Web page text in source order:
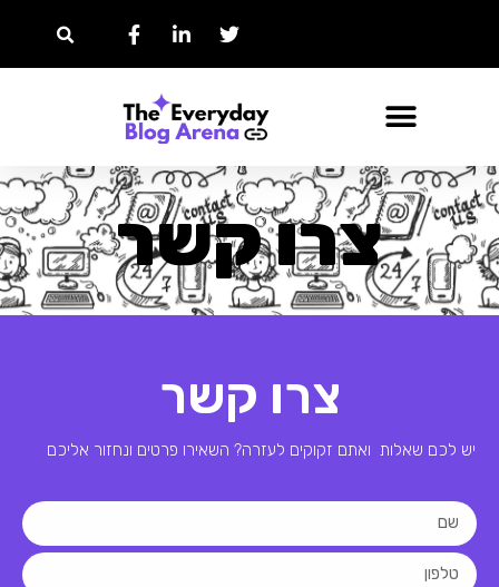
צרו קשר
צרו קשר
יש לכם שאלות ואתם זקוקים לעזרה? השאירו פרטים ונחזור אליכם